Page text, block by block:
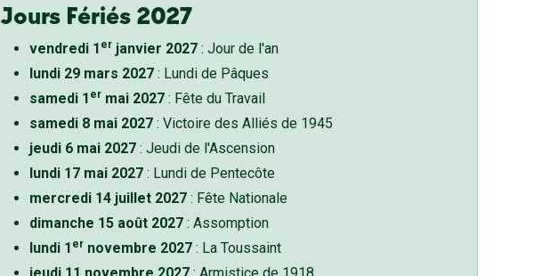
Jours Fériés 2027
vendredi 1 erjanvier 2027: Jour de l'an
lundi 29 mars 2027: Lundi de Pâques
samedi 1 ermai 2027: Fête du Travail
samedi 8 mai 2027: Victoire des Alliés de 1945
jeudi 6 mai 2027: Jeudi de l'Ascension
lundi 17 mai 2027: Lundi de Pentecôte
mercredi 14 juillet 2027: Fête Nationale
dimanche 15 août 2027: Assomption
lundi 1 ernovembre 2027: La Toussaint
jeudi 11 novembre 2027: Armistice de 1918